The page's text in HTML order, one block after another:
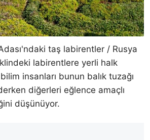
taş labirentler / Rusya
labirentlere yerli halk
insanları bunun balık tuzağı
diğerleri eğlence amaçlı
düşünüyor.